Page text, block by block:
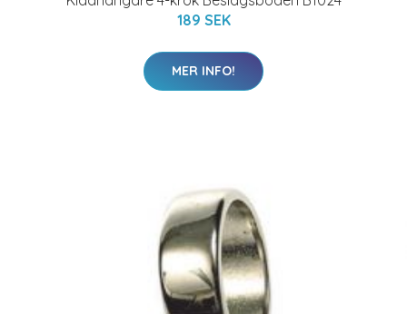
189 SEK
MER INFO!